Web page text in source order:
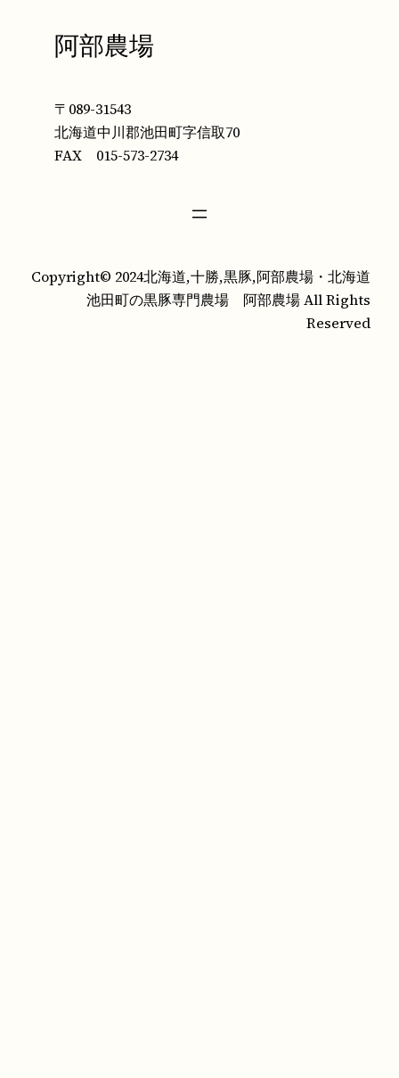
阿部農場
〒089-31543
北海道中川郡池田町字信取70
FAX 015-573-2734
Copyright© 2024北海道,十勝,黒豚,阿部農場・北海道
池田町の黒豚専門農場 阿部農場 All Rights
Reserved